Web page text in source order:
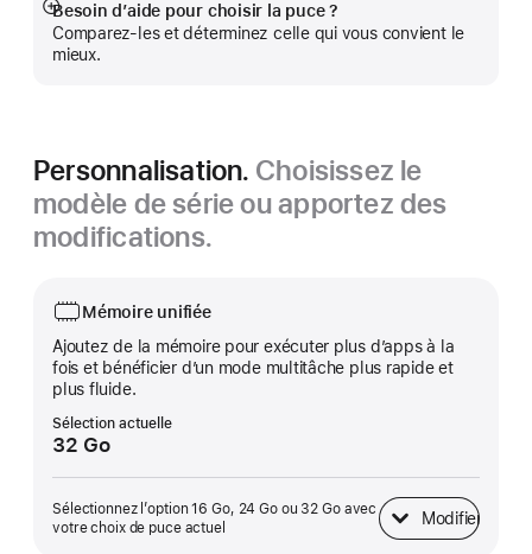
Besoin d’aide pour choisir la puce ?
Comparez-les et déterminez celle qui vous convient le
mieux.
Afficher
plus
Personnalisation. Choisissez le
modèle de série ou apportez des
modifications.
Mémoire unifiée
Ajoutez de la mémoire pour exécuter plus d’apps à la
fois et bénéficier d’un mode multitâche plus rapide et
plus fluide.
Sélection actuelle
32 Go
Sélectionnez l’option 16 Go, 24 Go ou 32 Go avec
votre choix de puce actuel
Modifier
Mémoire unifiée